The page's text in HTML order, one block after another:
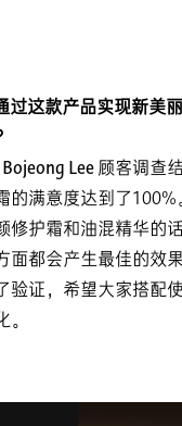
过这款产品实现新美
Bojeong Lee顾客调查
的满意度达到了100%
修护霜和油混精华的
面都会产生最佳的效
验证，希望大家搭配